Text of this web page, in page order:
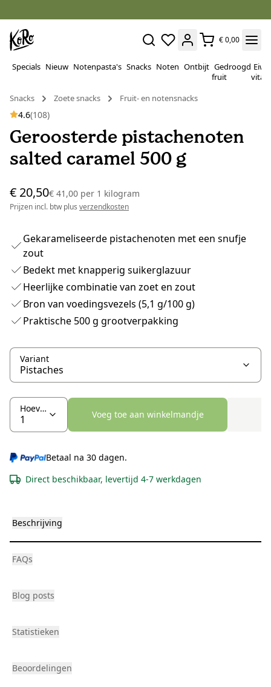
€ 0,00
Specials Nieuw Notenpasta's Snacks Noten Ontbijt Gedroogd
fruit
Snacks
Zoete snacks Fruit- en notensnacks
4.6(108)
Geroosterde pistachenoten
salted caramel 500 g
€ 20,50€ 41,00 per 1 kilogram
Prijzen incl. btw plus verzendkosten
Gekarameliseerde pistachenoten met een snufje
zout
Bedekt met knapperig suikerglazuur
Heerlijke combinatie van zoet en zout
Bron van voedingsvezels (5,1 g/100 g)
Praktische 500 g grootverpakking
Variant
Hoeveelheid
Voeg toe aan winkelmandje
Betaal na 30 dagen.
Direct beschikbaar, levertijd 4-7 werkdagen
Beschrijving
FAQs
Blog posts
Statistieken
Beoordelingen